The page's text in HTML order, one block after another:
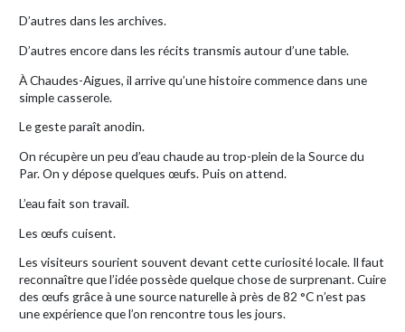
D’autres dans les archives.
D’autres encore dans les récits transmis autour d’une table.
À Chaudes-Aigues, il arrive qu’une histoire commence dans une
simple casserole.
Le geste paraît anodin.
On récupère un peu d’eau chaude au trop-plein de la Source du
Par. On y dépose quelques œufs. Puis on attend.
L’eau fait son travail.
Les œufs cuisent.
Les visiteurs sourient souvent devant cette curiosité locale. Il faut
reconnaître que l’idée possède quelque chose de surprenant. Cuire
des œufs grâce à une source naturelle à près de 82 °C n’est pas
une expérience que l’on rencontre tous les jours.